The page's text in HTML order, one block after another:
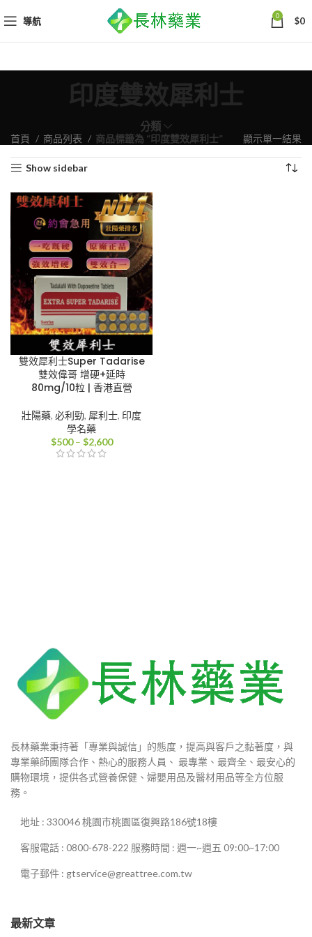
導航 0 $0
印度雙效犀利士
分類
首頁 商品列表 商品標籤為 “印度雙效犀利士” 顯示單一結果
Show sidebar
雙效犀利士Super Tadarise
雙效偉哥 增硬+延時
80mg/10粒 | 香港直營
壯陽藥, 必利勁, 犀利士, 印度
學名藥
$500 – $2,600價
長林藥業秉持著「專業與誠信」的態度，提高與客戶之黏著度，與
專業藥師團隊合作、熱心的服務人員、 最專業、最齊全、最安心的
購物環境，提供各式營養保健、婦嬰用品及醫材用品等全方位服
務。
地址 : 330046 桃園市桃園區復興路186號18樓
客服電話 : 0800-678-222 服務時間 : 週一~週五 09:00~17:00
電子郵件 : gtservice@greattree.com.tw
最新文章